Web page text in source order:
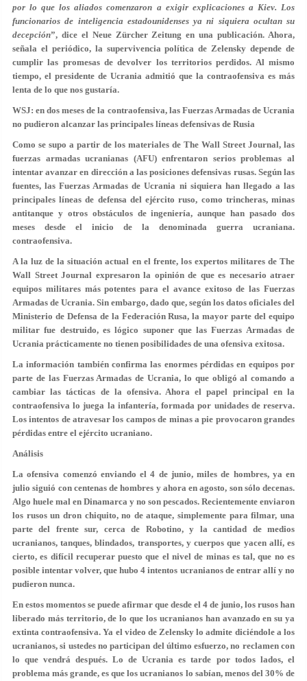
por lo que los aliados comenzaron a exigir explicaciones a Kiev. Los
funcionarios de inteligencia estadounidenses ya ni siquiera ocultan su
decepción”, dice el Neue Zürcher Zeitung en una publicación. Ahora,
señala el periódico, la supervivencia política de Zelensky depende de
cumplir las promesas de devolver los territorios perdidos. Al mismo
tiempo, el presidente de Ucrania admitió que la contraofensiva es más
lenta de lo que nos gustaría.
WSJ: en dos meses de la contraofensiva, las Fuerzas Armadas de Ucrania
no pudieron alcanzar las principales líneas defensivas de Rusia
Como se supo a partir de los materiales de The Wall Street Journal, las
fuerzas armadas ucranianas (AFU) enfrentaron serios problemas al
intentar avanzar en dirección a las posiciones defensivas rusas. Según las
fuentes, las Fuerzas Armadas de Ucrania ni siquiera han llegado a las
principales líneas de defensa del ejército ruso, como trincheras, minas
antitanque y otros obstáculos de ingeniería, aunque han pasado dos
meses desde el inicio de la denominada guerra ucraniana.
contraofensiva.
A la luz de la situación actual en el frente, los expertos militares de The
Wall Street Journal expresaron la opinión de que es necesario atraer
equipos militares más potentes para el avance exitoso de las Fuerzas
Armadas de Ucrania. Sin embargo, dado que, según los datos oficiales del
Ministerio de Defensa de la Federación Rusa, la mayor parte del equipo
militar fue destruido, es lógico suponer que las Fuerzas Armadas de
Ucrania prácticamente no tienen posibilidades de una ofensiva exitosa.
La información también confirma las enormes pérdidas en equipos por
parte de las Fuerzas Armadas de Ucrania, lo que obligó al comando a
cambiar las tácticas de la ofensiva. Ahora el papel principal en la
contraofensiva lo juega la infantería, formada por unidades de reserva.
Los intentos de atravesar los campos de minas a pie provocaron grandes
pérdidas entre el ejército ucraniano.
Análisis
La ofensiva comenzó enviando el 4 de junio, miles de hombres, ya en
julio siguió con centenas de hombres y ahora en agosto, son sólo decenas.
Algo huele mal en Dinamarca y no son pescados. Recientemente enviaron
los rusos un dron chiquito, no de ataque, simplemente para filmar, una
parte del frente sur, cerca de Robotino, y la cantidad de medios
ucranianos, tanques, blindados, transportes, y cuerpos que yacen allí, es
cierto, es difícil recuperar puesto que el nivel de minas es tal, que no es
posible intentar volver, que hubo 4 intentos ucranianos de entrar allí y no
pudieron nunca.
En estos momentos se puede afirmar que desde el 4 de junio, los rusos han
liberado más territorio, de lo que los ucranianos han avanzado en su ya
extinta contraofensiva. Ya el video de Zelensky lo admite diciéndole a los
ucranianos, si ustedes no participan del último esfuerzo, no reclamen con
lo que vendrá después. Lo de Ucrania es tarde por todos lados, el
problema más grande, es que los ucranianos lo sabían, menos del 30% de